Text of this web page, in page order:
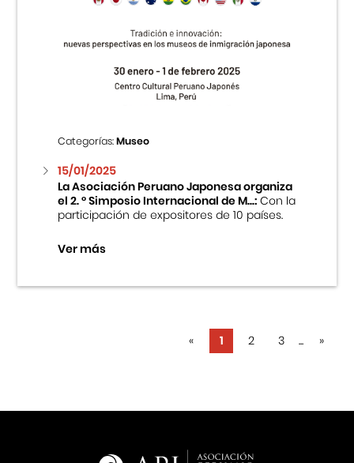
Categorías:Museo
15/01/2025
La Asociación Peruano Japonesa organiza
el 2. ° Simposio Internacional de M...:Con la
participación de expositores de 10 países.
Ver más
« 1 2 3 ... »